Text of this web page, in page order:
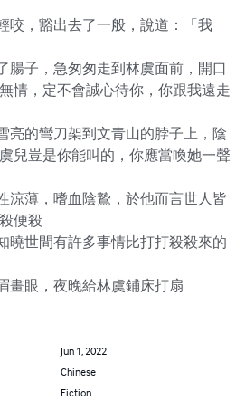
情，定不會誠心待你，你跟我遠走
兒豈是你能叫的，你應當喚她一聲
便殺
眉畫眼，夜晚給林虞鋪床打扇
Jun 1, 2022
Chinese
Fiction